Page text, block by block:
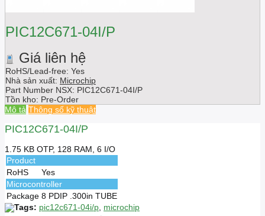
PIC12C671-04I/P
Giá liên hệ
RoHS/Lead-free: Yes
Nhà sản xuất: Microchip
Part Number NSX: PIC12C671-04I/P
Tồn kho: Pre-Order
Mô tả Thông số kỹ thuật
PIC12C671-04I/P
1.75 KB OTP, 128 RAM, 6 I/O
Product
RoHS
Yes
Microcontroller
Package 8 PDIP .300in TUBE
Tags: pic12c671-04i/p microchip